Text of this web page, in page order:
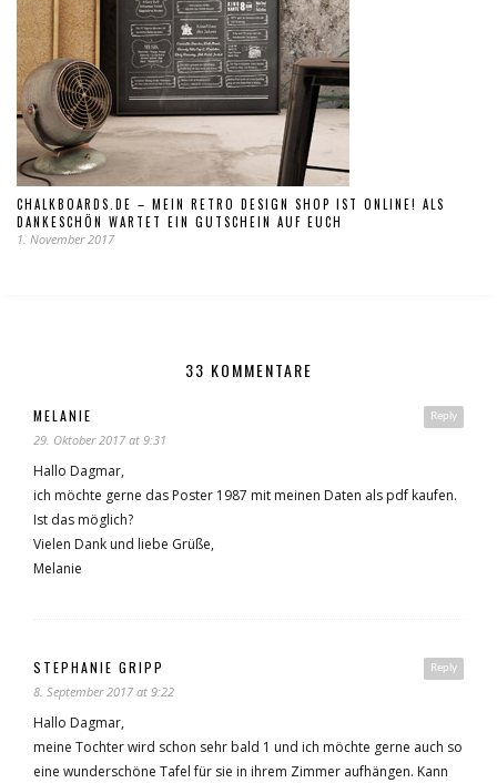
CHALKBOARDS.DE – MEIN RETRO DESIGN SHOP IST ONLINE! ALS
DANKESCHÖN WARTET EIN GUTSCHEIN AUF EUCH
1. November 2017
33 KOMMENTARE
Reply
MELANIE
29. Oktober 2017 at 9:31
Hallo Dagmar,
ich möchte gerne das Poster 1987 mit meinen Daten als pdf kaufen.
Ist das möglich?
Vielen Dank und liebe Grüße,
Melanie
Reply
STEPHANIE GRIPP
8. September 2017 at 9:22
Hallo Dagmar,
meine Tochter wird schon sehr bald 1 und ich möchte gerne auch so
eine wunderschöne Tafel für sie in ihrem Zimmer aufhängen. Kann